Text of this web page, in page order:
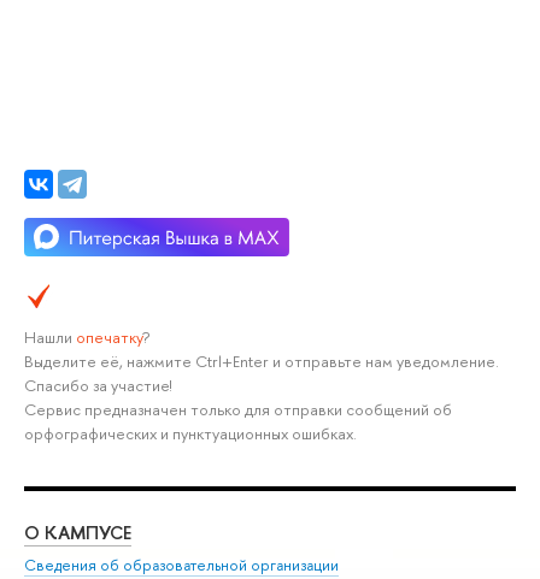
Нашли опечатку?
Выделите её, нажмите Ctrl+Enter и отправьте нам уведомление.
Спасибо за участие!
Сервис предназначен только для отправки сообщений об
орфографических и пунктуационных ошибках.
О КАМПУСЕ
Сведения об образовательной организации